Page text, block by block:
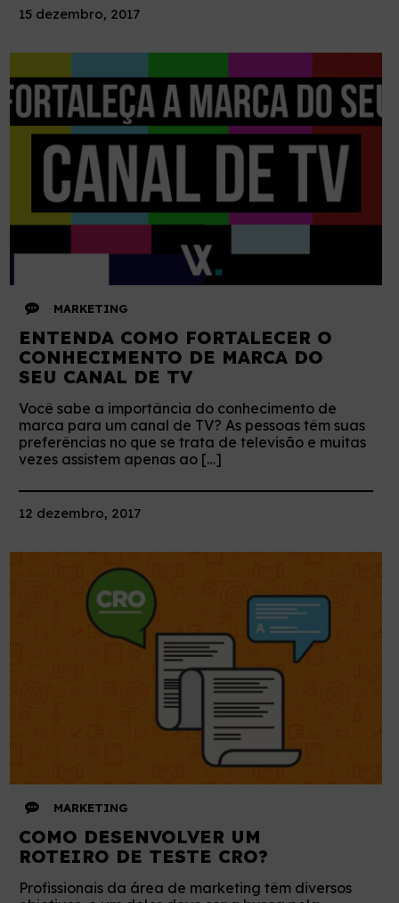
15 dezembro, 2017
MARKETING
ENTENDA COMO FORTALECER O
CONHECIMENTO DE MARCA DO
SEU CANAL DE TV
Você sabe a importância do conhecimento de
marca para um canal de TV? As pessoas têm suas
preferências no que se trata de televisão e muitas
vezes assistem apenas ao […]
12 dezembro, 2017
MARKETING
COMO DESENVOLVER UM
ROTEIRO DE TESTE CRO?
Profissionais da área de marketing têm diversos